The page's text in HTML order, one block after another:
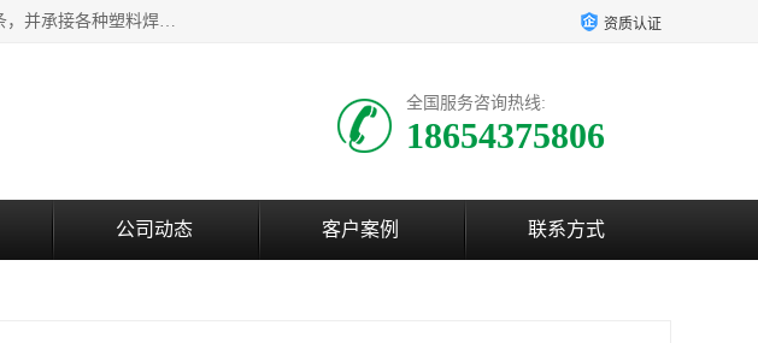
主要产品：PVC硬板、PVC萃取板、PVC 彩板、PVC软板、PP板材、阻燃pp板、PE板材以及各种塑料焊条，并承接各种塑料焊接工程，其产品广泛应用于环保设备、化工、石油、电镀、电子、建筑、食品、医药等多种行业，产品销售己覆盖全国多个省、市(直辖市)及自治区，并己经远销国外。 资质认证
全国服务咨询热线:
18654375806
公司动态 客户案例 联系方式